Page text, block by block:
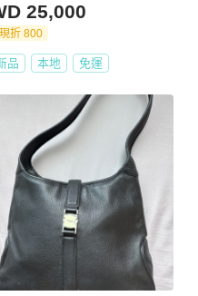
25,000
現折 800
品 本地 免運